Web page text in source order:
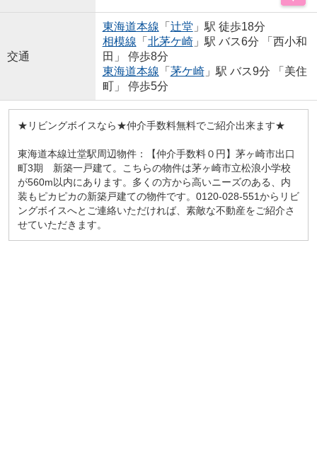
交通
東海道本線 「 辻堂 」駅 徒歩18分
相模線 「 北茅ケ崎」駅 バス6分 「西小和
田」 停歩8分
東海道本線 「 茅ケ崎」駅 バス9分 「美住
町」 停歩5分
★リビングボイスなら★仲介手数料無料でご紹介出来ます★
東海道本線辻堂駅周辺物件：【仲介手数料０円】茅ヶ崎市出口
町3期 新築一戸建て。こちらの物件は茅ヶ崎市立松浪小学校
が560m以内にあります。多くの方から高いニーズのある、内
装もピカピカの新築戸建ての物件です。0120-028-551からリビ
ングボイスへとご連絡いただければ、素敵な不動産をご紹介さ
せていただきます。